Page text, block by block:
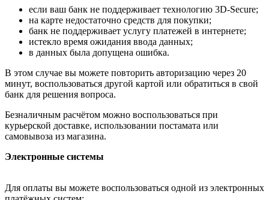
если ваш банк не поддерживает технологию 3D-Secure;
на карте недостаточно средств для покупки;
банк не поддерживает услугу платежей в интернете;
истекло время ожидания ввода данных;
в данных была допущена ошибка.
В этом случае вы можете повторить авторизацию через 20
минут, воспользоваться другой картой или обратиться в свой
банк для решения вопроса.
Безналичным расчётом можно воспользоваться при
курьерской доставке, использовании постамата или
самовывоза из магазина.
Электронные системы
Для оплаты вы можете воспользоваться одной из электронных